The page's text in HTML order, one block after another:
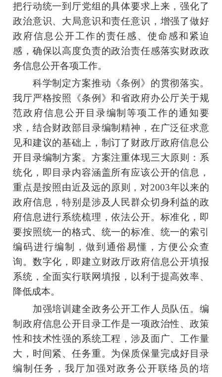
把行动统一到厅党组的具体要求上来，强化了
政治意识、大局意识和责任意识，增强了做好
政府信息公开工作的责任感、使命感和紧迫
感，确保以高度负责的政治责任感落实财政政
务信息公开各项工作。
科学制定方案推动《条例》的贯彻落实。
我厅严格按照《条例》和省政府办公厅关于规
范政府信息公开目录编制等项工作的通知要
求，结合财政部目录编制精神，在广泛征求意
见和建议的基础上，制订了财政厅政府信息公
开目录编制方案。方案注重体现三大原则：系
统化，即目录内容涵盖所有应该公开的信息，
重点是按照由近及远的原则，对2003年以来的
政府信息，特别是涉及人民群众切身利益的政
府信息进行系统梳理，依法公开。标准化，即
要按照统一的格式、统一的标准、统一的索引
编码进行编制，做到通俗易懂，方便公众查
询。数字化，即建立财政厅政府信息公开填报
系统，全面实行联网填报，以利于提高效率、
降低成本。
加强培训建全政务公开工作人员队伍。编
制政府信息公开目录工作是一项政治性、政策
性和技术性强的系统工程，涉及面广、工作量
大，时间紧、任务重。为保质保量完成好目录
编制任务，我厅加强对政务公开联络员的培